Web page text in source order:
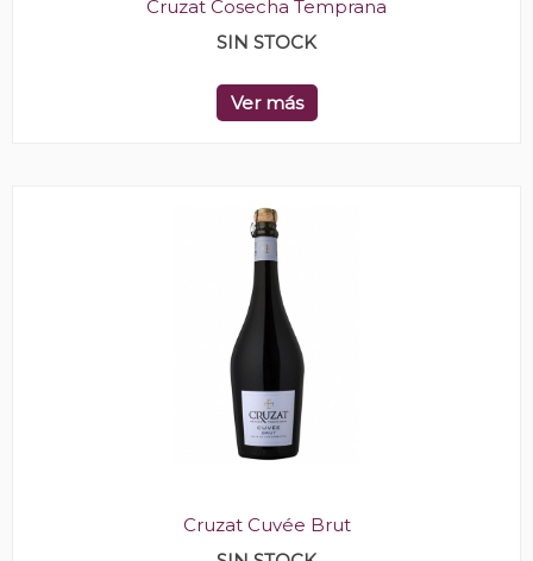
Cruzat Cosecha Temprana
SIN STOCK
Ver más
Cruzat Cuvée Brut